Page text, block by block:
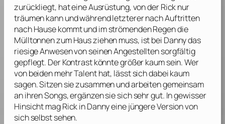
zurückliegt, hat eine Ausrüstung, von der Rick nur
träumen kann und während letzterer nach Auftritten
nach Hause kommt und im strömenden Regen die
Mülltonnen zum Haus ziehen muss, ist bei Danny das
riesige Anwesen von seinen Angestellten sorgfältig
gepflegt. Der Kontrast könnte größer kaum sein. Wer
von beiden mehr Talent hat, lässt sich dabei kaum
sagen. Sitzen sie zusammen und arbeiten gemeinsam
an ihren Songs, ergänzen sie sich sehr gut. In gewisser
Hinsicht mag Rick in Danny eine jüngere Version von
sich selbst sehen.